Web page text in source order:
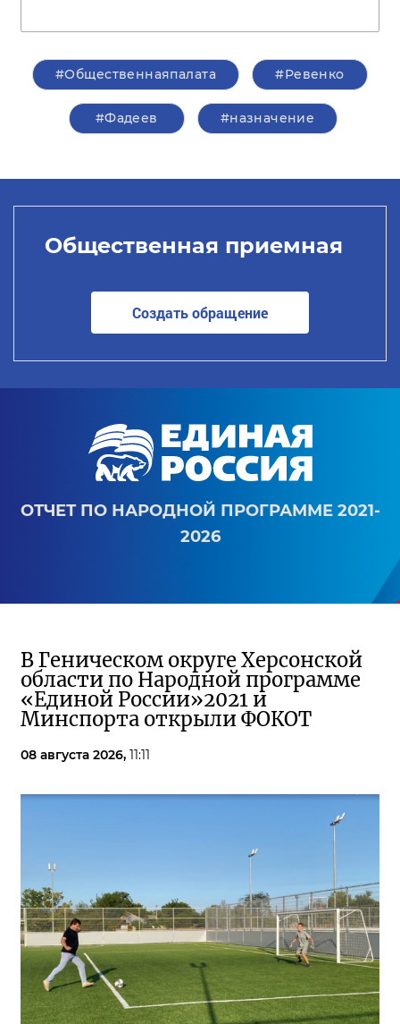
#Общественнаяпалата #Ревенко
#Фадеев #назначение
Общественная приемная
Создать обращение
ОТЧЕТ ПО НАРОДНОЙ ПРОГРАММЕ 2021-
2026
В Геническом округе Херсонской
области по Народной программе
«Единой России»2021 и
Минспорта открыли ФОКОТ
08 августа 2026, 11:11